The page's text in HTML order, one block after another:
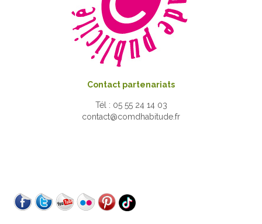
Contact partenariats
Tél : 05 55 24 14 03
contact@comdhabitude.fr